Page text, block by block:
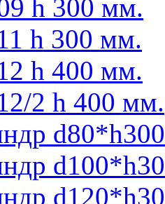
h 300 мм.
h 300 мм.
h 400 мм.
2 h 400 мм.